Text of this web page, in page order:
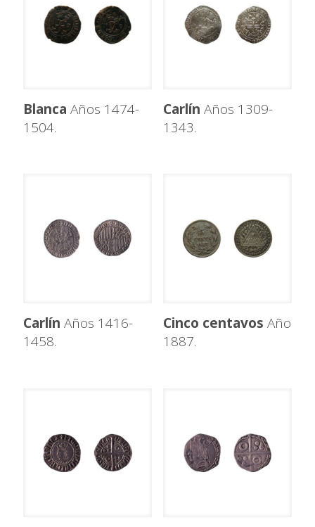
Blanca Años 1474-
1504.
Carlín Años 1309-
1343.
Carlín Años 1416-
1458.
Cinco centavos Año
1887.